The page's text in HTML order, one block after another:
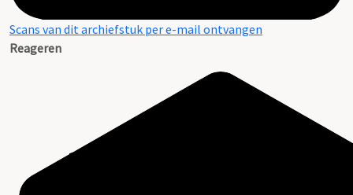
Scans van dit archiefstuk per e-mail ontvangen
Reageren